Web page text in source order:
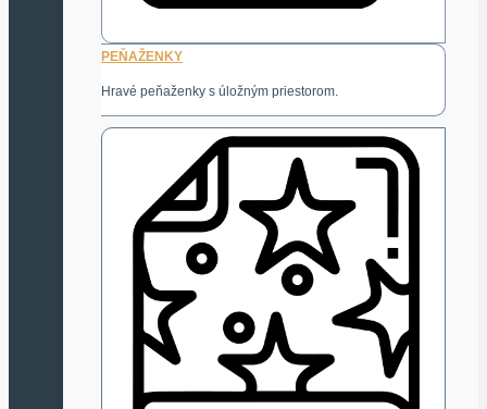
PEŇAŽENKY
Hravé peňaženky s úložným priestorom.